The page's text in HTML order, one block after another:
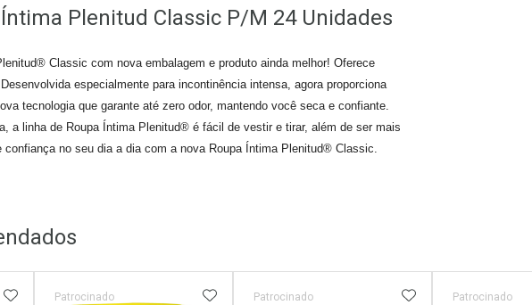
Plenitud Classic P/M 24 Unidades
Classic com nova embalagem e produto ainda melhor! Oferece
especialmente para incontinência intensa, agora proporciona
tecnologia que garante até zero odor, mantendo você seca e confiante.
a linha de Roupa Íntima Plenitud® é fácil de vestir e tirar, além de ser mais
confiança no seu dia a dia com a nova Roupa Íntima Plenitud® Classic.
ADICIONAR AOS FAVORITOS
Patrocinado ADICIONAR AOS FAVORITOS
Patrocinado ADICIONAR AOS
Patrocinado